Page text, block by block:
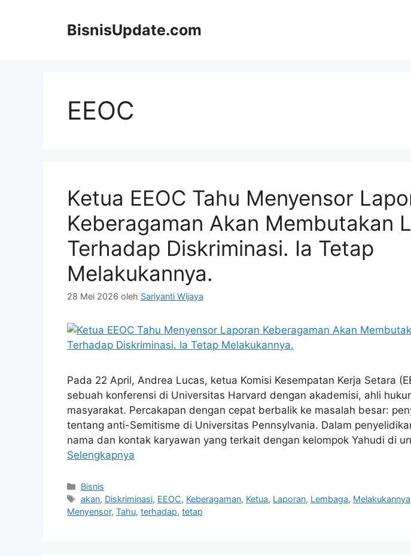
BisnisUpdate.com
EEOC
Ketua EEOC Tahu Menyensor
Keberagaman Akan Membutakan
Terhadap Diskriminasi. Ia Tetap
Melakukannya.
28 Mei 2026 oleh Sariyanti Wijaya
Pada 22 April, Andrea Lucas, ketua Komisi Kesempatan Kerja Setara
sebuah konferensi di Universitas Harvard dengan akademisi, ahli
masyarakat. Percakapan dengan cepat berbalik ke masalah besar:
tentang anti-Semitisme di Universitas Pennsylvania. Dalam
nama dan kontak karyawan yang terkait dengan kelompok Yahudi di
Selengkapnya
Kategori
Bisnis
Tag
akan, Diskriminasi, EEOC, Keberagaman, Ketua, Laporan, Lembaga, Melakukannya
Menyensor, Tahu, terhadap, tetap